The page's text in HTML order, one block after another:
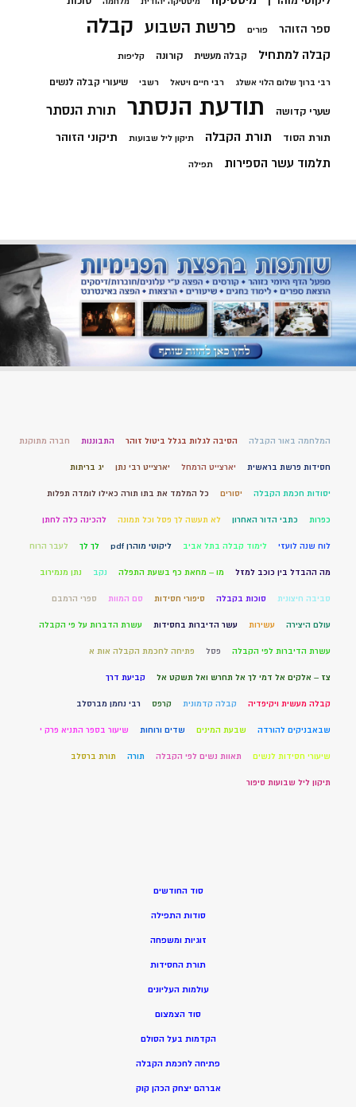
ספר הזוהר פורים פרשת השבוע קבלה
קבלה למתחיל קבלה מעשית קורונה קליפות
רבי ברוך שלום הלוי אשלג רבי חיים ויטאל רשבי שיעורי קבלה לנשים
שערי קדושה תודעת הנסתר תורת הנסתר
תורת הסוד תורת הקבלה תיקון ליל שבועות תיקוני הזוהר
תלמוד עשר הספירות תפילה
המלחמה באור הקבלה הסיבה לגלות בגלל ביטול זוהר התבוננות חברה מתוקנת
חסידות פרשת בראשית יארצייט הרמחל יארצייט רבי נתן יג בריתות
יסודות חכמת הקבלה יסורים כל המלמד את בתו תורה כאילו לומדה תפלות
כפרות כתבי הדור האחרון לא תעשה לך פסל וכל תמונה להכינה כלה לחתן
לוח שנה לועזי לימוד קבלה בתל אביב ליקוטי מוהרן pdf לך לך לעבר הרוח
מה ההבדל בין כוכב למזל מו – מחאת כף בשעת התפלה נקב נתן מנמירוב
סביבה חיצונית סוכות בקבלה סיפורי חסידות סם המוות ספרי הרמבם
עולם היצירה עשירות עשר הדיברות בחסידות עשרת הדברות על פי הקבלה
עשרת הדיברות לפי הקבלה פסל פתיחה לחכמת הקבלה אות א
צז – אלקים אל דמי לך אל תחרש ואל תשקט אל קביעת דרך
קבלה מעשית ויקיפדיה קבלה קדמונית קרפס רבי נחמן מברסלב
שבאבניקים להורדה שבעת המינים שדים ורוחות שיעור בספר התניא פרק י
שיעורי חסידות לנשים תאוות נשים לפי הקבלה תורה תורת ברסלב
תיקון ליל שבועות סיפור
סוד החודשים
סודות התפילה
זוגיות ומשפחה
תורת החסידות
עולמות העליונים
סוד הצמצום
הקדמות בעל הסולם
פתיחה לחכמת הקבלה
אברהם יצחק הכהן קוק